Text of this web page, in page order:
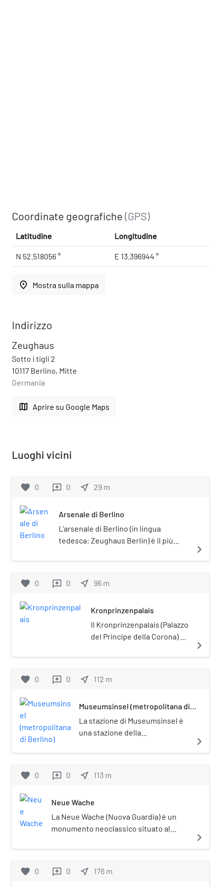
Coordinate geografiche(GPS)
Latitudine Longitudine
N 52.518056 ° E 13.396944 °
place Mostra sulla mappa
Indirizzo
Zeughaus
Sotto i tigli 2
10117 Berlino, Mitte
Germania
map Aprire su Google Maps
Luoghi vicini
favorite 0 reviews 0 near_me 29 m
Arsenale di Berlino
L'arsenale di Berlino (in lingua
tedesca: Zeughaus Berlin) è il più
Unter den Linden di Berlino.
ospitare le armi dell'artiglieria
storico tedesco.
navigate_next
favorite 0 reviews 0 near_me 96 m
Kronprinzenpalais
Il Kronprinzenpalais (Palazzo
del Principe della Corona) è
lungo l'Unter den Linden.
suoi abitanti, ovvero gli
imperiali. È posto sotto
tutela monumentale
(Denkmalschutz).
navigate_next
favorite 0 reviews 0 near_me 112 m
Museumsinsel (metropolitana di
La stazione di Museumsinsel è
una stazione della
sulla linea U5. Prende il nome
Museumsinsel.
navigate_next
favorite 0 reviews 0 near_me 113 m
Neue Wache
La Neue Wache (Nuova Guardia) è un
monumento neoclassico situato al
navigate_next
favorite 0 reviews 0 near_me 176 m